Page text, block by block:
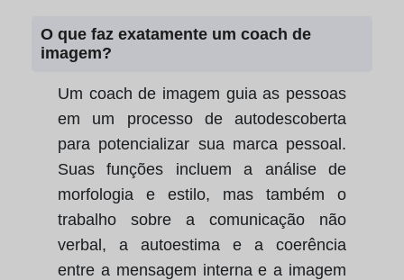
O que faz exatamente um coach de
imagem?
Um coach de imagem guia as pessoas
em um processo de autodescoberta
para potencializar sua marca pessoal.
Suas funções incluem a análise de
morfologia e estilo, mas também o
trabalho sobre a comunicação não
verbal, a autoestima e a coerência
entre a mensagem interna e a imagem